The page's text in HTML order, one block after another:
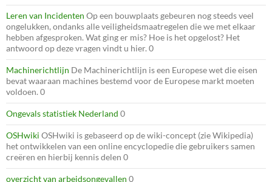
Leren van Incidenten Op een bouwplaats gebeuren nog steeds veel
ongelukken, ondanks alle veiligheidsmaatregelen die we met elkaar
hebben afgesproken. Wat ging er mis? Hoe is het opgelost? Het
antwoord op deze vragen vindt u hier. 0
Machinerichtlijn De Machinerichtlijn is een Europese wet die eisen
bevat waaraan machines bestemd voor de Europese markt moeten
voldoen. 0
Ongevals statistiek Nederland 0
OSHwiki OSHwiki is gebaseerd op de wiki-concept (zie Wikipedia)
het ontwikkelen van een online encyclopedie die gebruikers samen
creëren en hierbij kennis delen 0
overzicht van arbeidsongevallen 0